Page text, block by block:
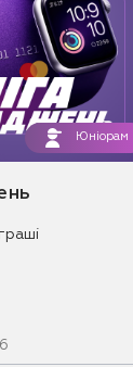
Юніорам